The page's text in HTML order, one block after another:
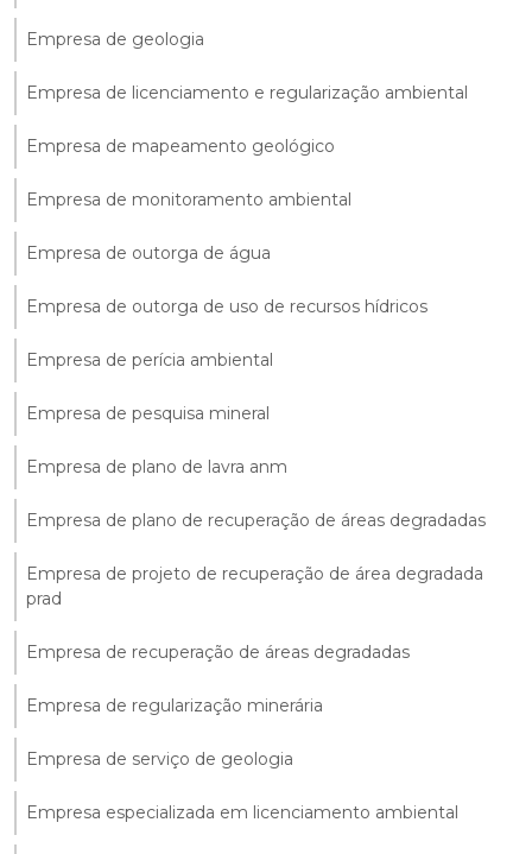
Empresa de geologia
Empresa de licenciamento e regularização ambiental
Empresa de mapeamento geológico
Empresa de monitoramento ambiental
Empresa de outorga de água
Empresa de outorga de uso de recursos hídricos
Empresa de perícia ambiental
Empresa de pesquisa mineral
Empresa de plano de lavra anm
Empresa de plano de recuperação de áreas degradadas
Empresa de projeto de recuperação de área degradada
prad
Empresa de recuperação de áreas degradadas
Empresa de regularização minerária
Empresa de serviço de geologia
Empresa especializada em licenciamento ambiental